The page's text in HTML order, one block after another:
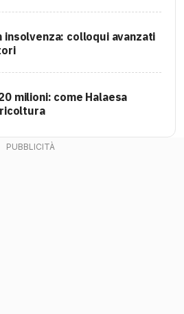
insolvenza: colloqui avanzati
milioni: come Halaesa